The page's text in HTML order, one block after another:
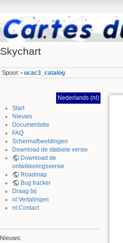
Skychart
Spoor: • ucac3_catalog
Nederlands (nl)
Start
Nieuws
Documentatie
FAQ
Schermafbeeldingen
Download de stabiele versie
Download de
ontwikkelingsversie
Roadmap
Bug tracker
Draag bij
nl:Vertalingen
nl:Contact
Nieuws: